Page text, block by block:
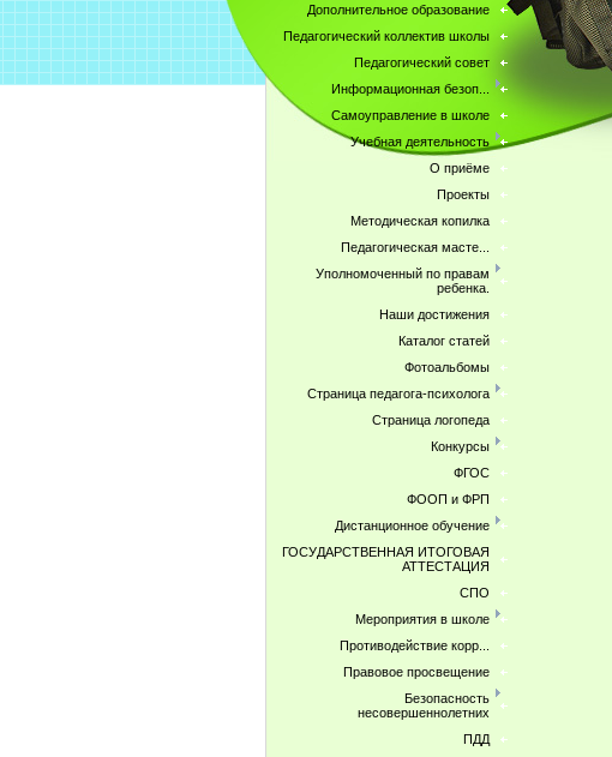
Дополнительное образование
Педагогический коллектив школы
Педагогический совет
Информационная безоп...
Самоуправление в школе
Учебная деятельность
О приёме
Проекты
Методическая копилка
Педагогическая масте...
Уполномоченный по правам
ребенка.
Наши достижения
Каталог статей
Фотоальбомы
Страница педагога-психолога
Страница логопеда
Конкурсы
ФГОС
ФООП и ФРП
Дистанционное обучение
ГОСУДАРСТВЕННАЯ ИТОГОВАЯ
АТТЕСТАЦИЯ
СПО
Мероприятия в школе
Противодействие корр...
Правовое просвещение
Безопасность
несовершеннолетних
ПДД